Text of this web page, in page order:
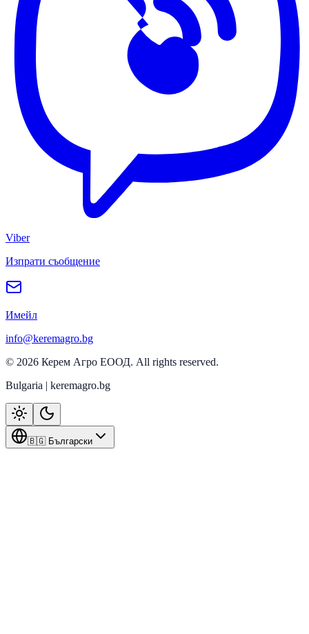
Viber
Изпрати съобщение
Имейл
info@keremagro.bg
© 2026 Керем Агро ЕООД. All rights reserved.
Bulgaria | keremagro.bg
🇧🇬 Български